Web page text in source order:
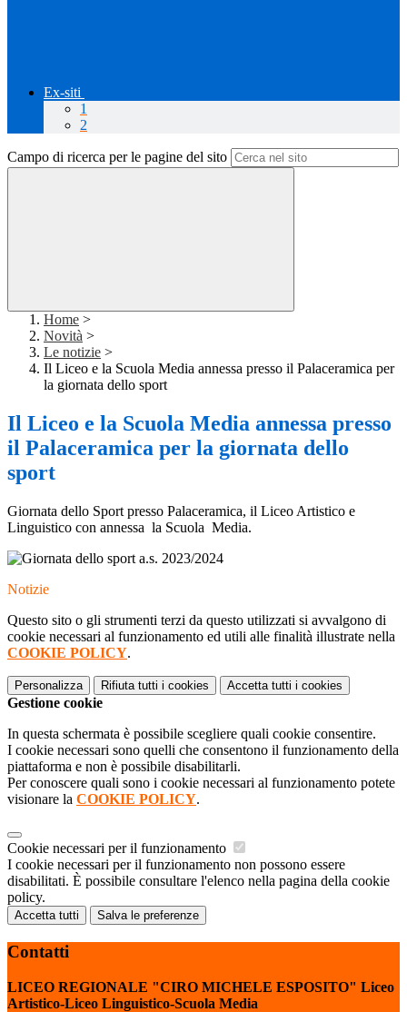
Ex-siti
1
2
Campo di ricerca per le pagine del sito
Home >
Novità >
Le notizie >
Il Liceo e la Scuola Media annessa presso il Palaceramica per
la giornata dello sport
Il Liceo e la Scuola Media annessa presso
il Palaceramica per la giornata dello
sport
Giornata dello Sport presso Palaceramica, il Liceo Artistico e
Linguistico con annessa la Scuola Media.
Notizie
Questo sito o gli strumenti terzi da questo utilizzati si avvalgono di
cookie necessari al funzionamento ed utili alle finalità illustrate nella
COOKIE POLICY.
Personalizza Rifiuta tutti i cookies Accetta tutti i cookies
Gestione cookie
In questa schermata è possibile scegliere quali cookie consentire.
I cookie necessari sono quelli che consentono il funzionamento della
piattaforma e non è possibile disabilitarli.
Per conoscere quali sono i cookie necessari al funzionamento potete
visionare la COOKIE POLICY.
Cookie necessari per il funzionamento
I cookie necessari per il funzionamento non possono essere
disabilitati. È possibile consultare l'elenco nella pagina della cookie
policy.
Accetta tutti Salva le preferenze
Contatti
LICEO REGIONALE "CIRO MICHELE ESPOSITO" Liceo
Artistico-Liceo Linguistico-Scuola Media